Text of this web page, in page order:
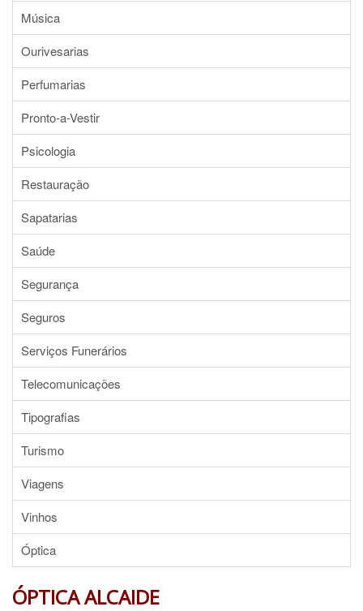
Música
Ourivesarias
Perfumarias
Pronto-a-Vestir
Psicologia
Restauração
Sapatarias
Saúde
Segurança
Seguros
Serviços Funerários
Telecomunicações
Tipografias
Turismo
Viagens
Vinhos
Óptica
ÓPTICA ALCAIDE